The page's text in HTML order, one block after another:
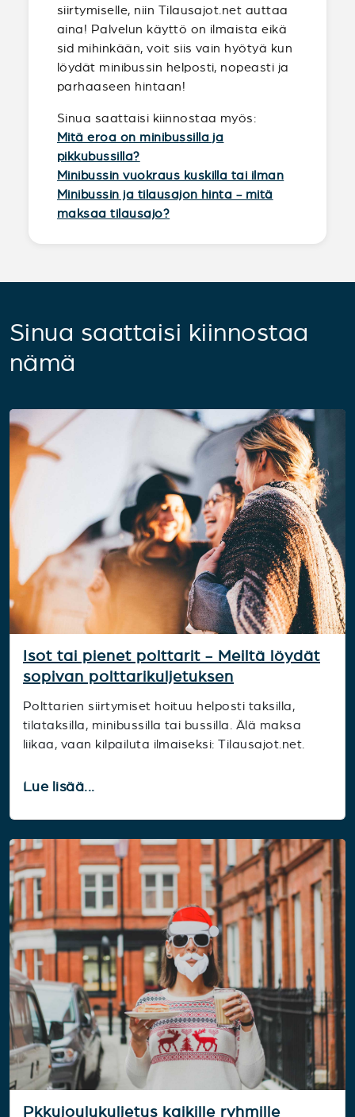
siirtymiselle, niin Tilausajot.net auttaa
aina! Palvelun käyttö on ilmaista eikä
sid mihinkään, voit siis vain hyötyä kun
löydät minibussin helposti, nopeasti ja
parhaaseen hintaan!
Sinua saattaisi kiinnostaa myös:
Mitä eroa on minibussilla ja
pikkubussilla?
Minibussin vuokraus kuskilla tai ilman
Minibussin ja tilausajon hinta - mitä
maksaa tilausajo?
Sinua saattaisi kiinnostaa
nämä
Isot tai pienet polttarit - Meiltä löydät
sopivan polttarikuljetuksen
Polttarien siirtymiset hoituu helposti taksilla,
tilataksilla, minibussilla tai bussilla. Älä maksa
liikaa, vaan kilpailuta ilmaiseksi: Tilausajot.net.
Lue lisää...
Pkkujoulukuljetus kaikille ryhmille